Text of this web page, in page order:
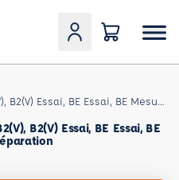
B2(V) Essai, BE Essai, BE